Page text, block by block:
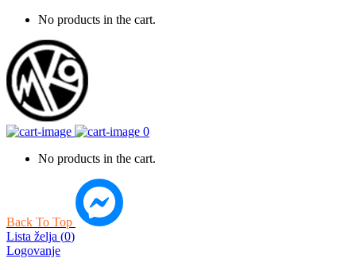
No products in the cart.
0
No products in the cart.
Back To Top
Lista želja (0)
Logovanje